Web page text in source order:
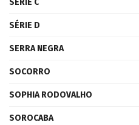
SÉRIE C
SÉRIE D
SERRA NEGRA
SOCORRO
SOPHIA RODOVALHO
SOROCABA